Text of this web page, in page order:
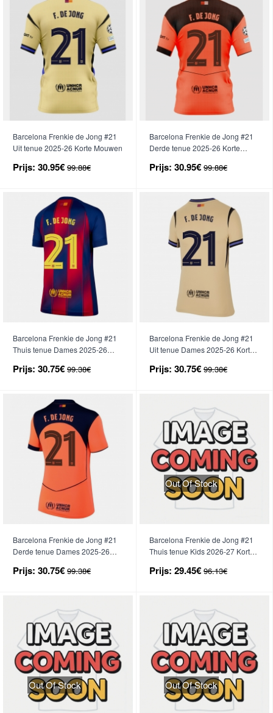
Barcelona Frenkie de Jong #21
Uit tenue 2025-26 Korte Mouwen
Prijs: 30.95€ 99.88€
Barcelona Frenkie de Jong #21
Derde tenue 2025-26 Korte
Prijs: 30.95€ 99.88€
Barcelona Frenkie de Jong #21
Thuis tenue Dames 2025-26
Prijs: 30.75€ 99.38€
Barcelona Frenkie de Jong #21
Uit tenue Dames 2025-26 Korte
Prijs: 30.75€ 99.38€
Barcelona Frenkie de Jong #21
Derde tenue Dames 2025-26
Prijs: 30.75€ 99.38€
Out Of Stock
Barcelona Frenkie de Jong #21
Thuis tenue Kids 2026-27 Korte
Prijs: 29.45€ 96.13€
Out Of Stock Out Of Stock